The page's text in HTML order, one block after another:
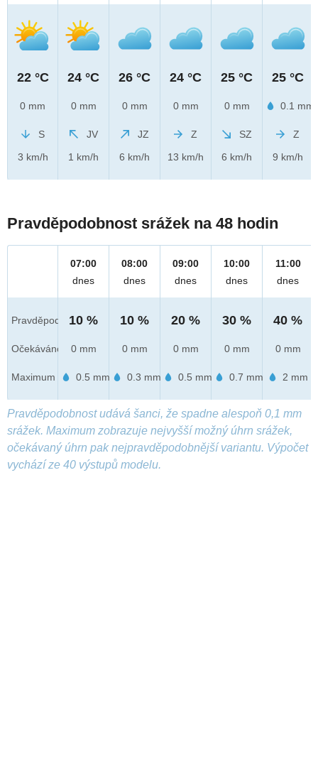
22 °C
0 mm
S
3 km/h
24 °C
0 mm
JV
1 km/h
26 °C
0 mm
JZ
6 km/h
24 °C
0 mm
Z
13 km/h
25 °C
0 mm
SZ
6 km/h
25 °C
0.1 mm
Z
9 km/h
Pravděpodobnost srážek na 48 hodin
Pravděpod.
Očekáváno
Maximum
07:00
dnes
10 %
0 mm
0.5 mm
08:00
dnes
10 %
0 mm
0.3 mm
09:00
dnes
20 %
0 mm
0.5 mm
10:00
dnes
30 %
0 mm
0.7 mm
11:00
dnes
40 %
0 mm
2 mm
Pravděpodobnost udává šanci, že spadne alespoň 0,1 mm
srážek. Maximum zobrazuje nejvyšší možný úhrn srážek,
očekávaný úhrn pak nejpravděpodobnější variantu. Výpočet
vychází ze 40 výstupů modelu.